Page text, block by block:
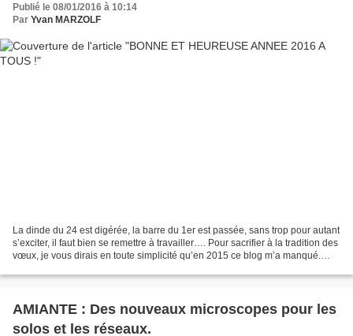
Publié le 08/01/2016 à 10:14
Par Yvan MARZOLF
La dinde du 24 est digérée, la barre du 1er est passée, sans trop pour autant
s’exciter, il faut bien se remettre à travailler…. Pour sacrifier à la tradition des
vœux, je vous dirais en toute simplicité qu’en 2015 ce blog m’a manqué.
AMIANTE : Des nouveaux microscopes pour les
solos et les réseaux.